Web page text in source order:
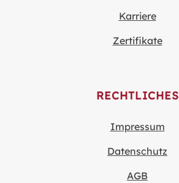
Karriere
Zertifikate
RECHTLICHES
Impressum
Datenschutz
AGB